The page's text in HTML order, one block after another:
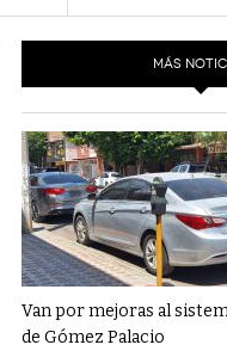
Financiamiento’
‘La Laguna:
Planeación’ Por
‘Las
PC29- 7 mayo,
MÁS
Van por mejoras al
de Gómez Palacio